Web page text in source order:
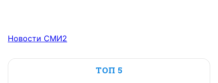
Новости СМИ2
ТОП 5